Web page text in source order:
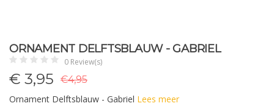
ORNAMENT DELFTSBLAUW - GABRIEL
0 Review(s)
€ 3,95
€4,95
Ornament Delftsblauw - Gabriel Lees meer